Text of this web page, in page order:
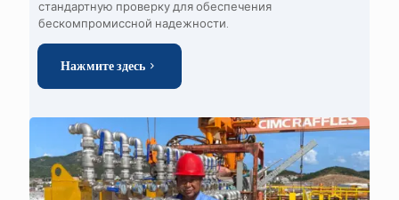
стандартную проверкудля обеспечения
бескомпромиссной надежности.
Нажмите здесь